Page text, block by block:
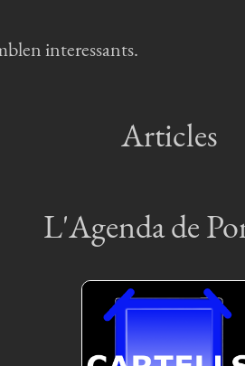
interessants.
Articles
L'Agenda de